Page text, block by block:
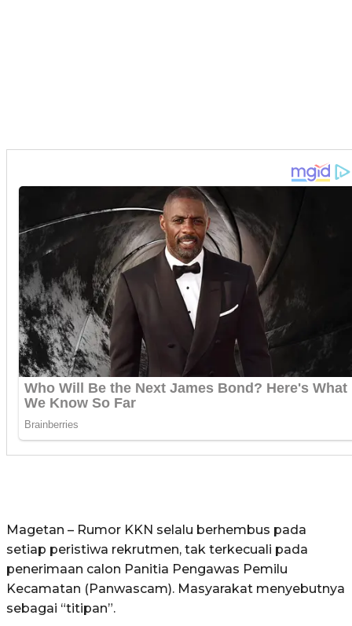
Magetan – Rumor KKN selalu berhembus pada
setiap peristiwa rekrutmen, tak terkecuali pada
penerimaan calon Panitia Pengawas Pemilu
Kecamatan (Panwascam). Masyarakat menyebutnya
sebagai “titipan”.